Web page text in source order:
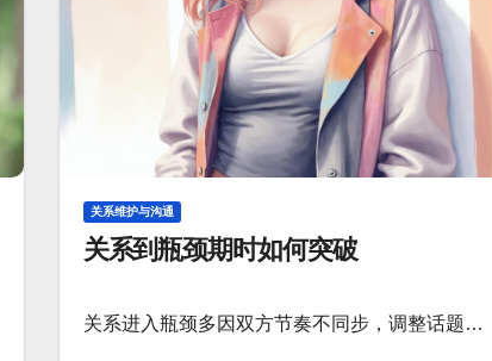
关系维护与沟通
关系到瓶颈期时如何突破
关系进入瓶颈多因双方节奏不同步，调整话题…